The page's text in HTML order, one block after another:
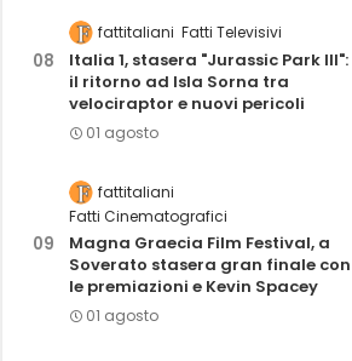
fattitaliani Fatti Televisivi
Italia 1, stasera "Jurassic Park III":
il ritorno ad Isla Sorna tra
velociraptor e nuovi pericoli
01 agosto
fattitaliani
Fatti Cinematografici
Magna Graecia Film Festival, a
Soverato stasera gran finale con
le premiazioni e Kevin Spacey
01 agosto